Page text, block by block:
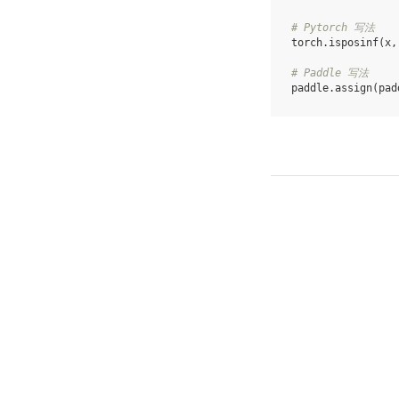
# Pytorch 写法
torch. isposinf(x,
# Paddle 写法
paddle.assign(